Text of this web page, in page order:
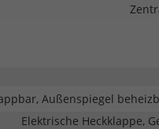
Außenspiegel
Elektrische Heckklappe,